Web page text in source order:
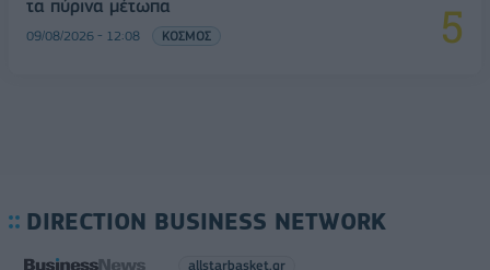
τα πύρινα μέτωπα
09/08/2026 - 12:08 ΚΟΣΜΟΣ
DIRECTION BUSINESS NETWORK
allstarbasket.gr